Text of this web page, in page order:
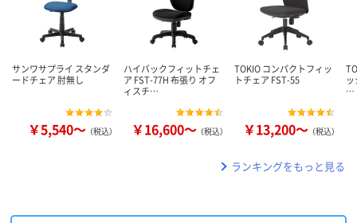
サンワサプライ スタンダ
ードチェア 肘無し
￥5,540～ （税込）
ハイバックフィットチェ
ア FST-77H 布張り オフ
ィスチ…
￥16,600～ （税込）
TOKIO コンパクトフィッ
トチェア FST-55
￥13,200～ （税込）
…
ランキングをもっと見る